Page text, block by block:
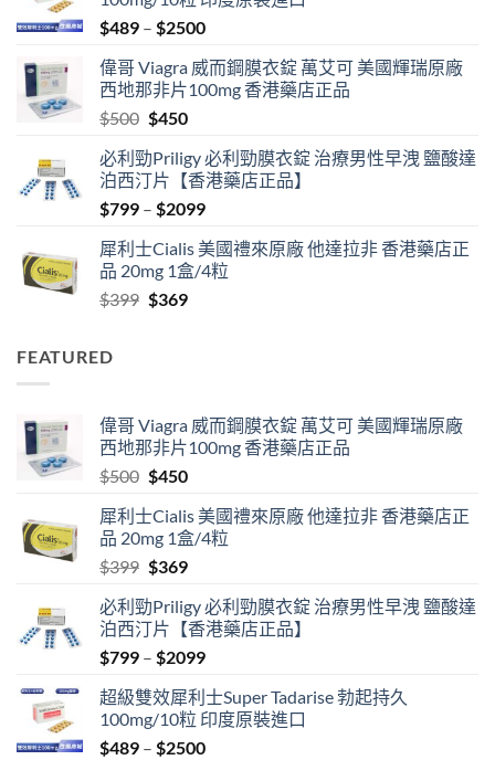
$489 – $2500Price
$489
through
偉哥 Viagra 威而鋼膜衣錠 萬艾可 美國輝瑞原廠
西地那非片100mg 香港藥店正品
$500 Original
was:
$500.
$450Current
is:
$450.
必利勁Priligy 必利勁膜衣錠 治療男性早洩 鹽酸達
泊西汀片【香港藥店正品】
$799 – $2099Price
$799
through
犀利士Cialis 美國禮來原廠 他達拉非 香港藥店正
品 20mg 1盒/4粒
$399 Original
$369Current
FEATURED
偉哥 Viagra 威而鋼膜衣錠 萬艾可 美國輝瑞原廠
西地那非片100mg 香港藥店正品
$500 Original
was:
$500.
$450Current
is:
$450.
犀利士Cialis 美國禮來原廠 他達拉非 香港藥店正
品 20mg 1盒/4粒
$399 Original
was:
$399.
$369Current
is:
$369.
必利勁Priligy 必利勁膜衣錠 治療男性早洩 鹽酸達
泊西汀片【香港藥店正品】
$799 – $2099Price
$799
through
$2099
超級雙效犀利士Super Tadarise 勃起持久
100mg/10粒 印度原裝進口
$489 – $2500Price